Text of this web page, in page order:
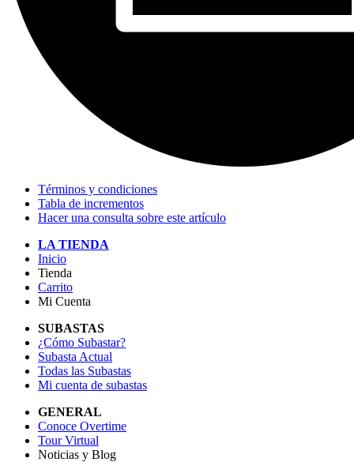
Términos y condiciones
Tabla de incrementos
Hacer una consulta sobre este artículo
LA TIENDA
Inicio
Tienda
Carrito
Mi Cuenta
SUBASTAS
¿Cómo Subastar?
Subasta Actual
Todas las Subastas
Mi cuenta de subastas
GENERAL
Conoce Overtime
Tour Virtual
Noticias y Blog